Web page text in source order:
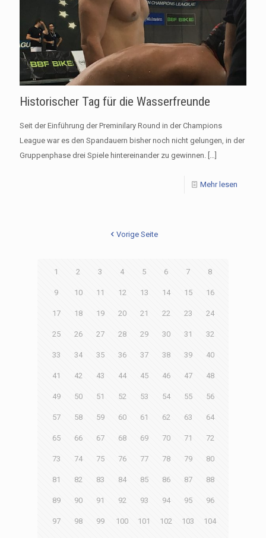
Historischer Tag für die Wasserfreunde
Seit der Einführung der Preminilary Round in der Champions
League war es den Spandauern bisher noch nicht gelungen, in der
Gruppenphase drei Spiele hintereinander zu gewinnen. […]
Mehr lesen
Vorige Seite
1 2 3 4 5 6 7 8
9 10 11 12 13 14 15 16
17 18 19 20 21 22 23 24
25 26 27 28 29 30 31 32
33 34 35 36 37 38 39 40
41 42 43 44 45 46 47 48
49 50 51 52 53 54 55 56
57 58 59 60 61 62 63 64
65 66 67 68 69 70 71 72
73 74 75 76 77 78 79 80
81 82 83 84 85 86 87 88
89 90 91 92 93 94 95 96
97 98 99 100 101 102 103 104